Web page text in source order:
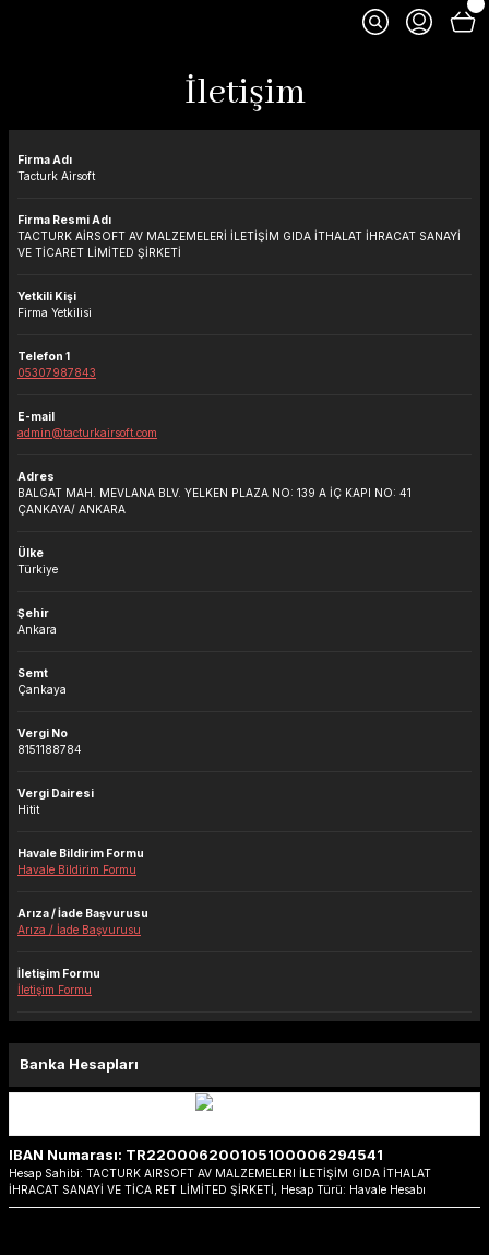
İletişim
Firma Adı
Tacturk Airsoft
Firma Resmi Adı
TACTURK AİRSOFT AV MALZEMELERİ İLETİŞİM GIDA İTHALAT İHRACAT SANAYİ
VE TİCARET LİMİTED ŞİRKETİ
Yetkili Kişi
Firma Yetkilisi
Telefon 1
05307987843
E-mail
admin@tacturkairsoft.com
Adres
BALGAT MAH. MEVLANA BLV. YELKEN PLAZA NO: 139 A İÇ KAPI NO: 41
ÇANKAYA/ ANKARA
Ülke
Türkiye
Şehir
Ankara
Semt
Çankaya
Vergi No
8151188784
Vergi Dairesi
Hitit
Havale Bildirim Formu
Havale Bildirim Formu
Arıza / İade Başvurusu
Arıza / İade Başvurusu
İletişim Formu
İletişim Formu
Banka Hesapları
IBAN Numarası: TR220006200105100006294541
Hesap Sahibi: TACTURK AIRSOFT AV MALZEMELERI İLETİŞİM GIDA İTHALAT
İHRACAT SANAYİ VE TİCA RET LİMİTED ŞİRKETİ, Hesap Türü: Havale Hesabı